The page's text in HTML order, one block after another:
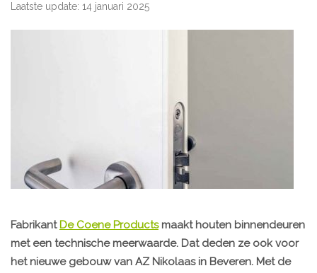
Laatste update: 14 januari 2025
Fabrikant De Coene Productsmaakt houten binnendeuren
met een technische meerwaarde. Dat deden ze ook voor
het nieuwe gebouw van AZ Nikolaas in Beveren. Met de